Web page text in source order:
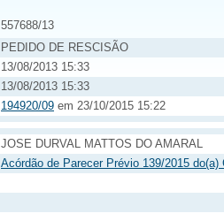
557688/13
PEDIDO DE RESCISÃO
13/08/2013 15:33
13/08/2013 15:33
194920/09 em 23/10/2015 15:22
JOSE DURVAL MATTOS DO AMARAL
Acórdão de Parecer Prévio 139/2015